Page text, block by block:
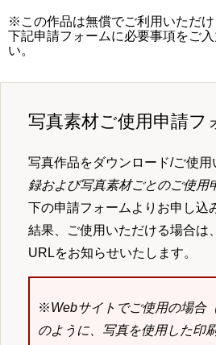
※この作品は無償でご利用いただ
下記申請フォームに必要事項をご
い。
写真素材ご使用申請フ
写真作品をダウンロード/ご使用
録および写真素材ごとのご使用
下の申請フォームよりお申し
結果、ご使用いただける場合は
URLをお知らせいたします。
※Webサイトでご使用の場合
のように、写真を使用した印